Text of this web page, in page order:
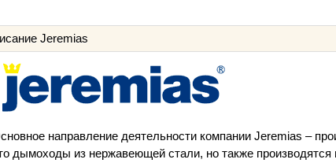
Jeremias
направление деятельности компании Jeremias –
дымоходы из нержавеющей стали, но также